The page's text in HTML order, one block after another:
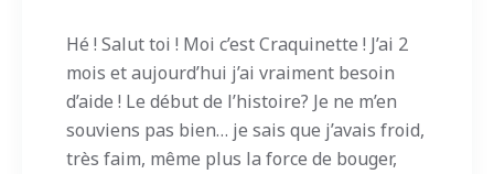
Hé ! Salut toi ! Moi c’est Craquinette ! J’ai 2
mois et aujourd’hui j’ai vraiment besoin
d’aide ! Le début de l’histoire? Je ne m’en
souviens pas bien… je sais que j’avais froid,
très faim, même plus la force de bouger,